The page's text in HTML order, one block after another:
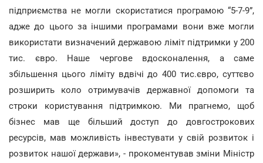
підприємства не могли скористатися програмою “5-7-9”,
адже до цього за іншими програмами вони вже могли
використати визначений державою ліміт підтримки у 200
тис. євро. Наше чергове вдосконалення, а саме
збільшення цього ліміту вдвічі до 400 тис.євро, суттєво
розширить коло отримувачів державної допомоги та
строки користування підтримкою. Ми прагнемо, щоб
бізнес мав ще більший доступ до довгострокових
ресурсів, мав можливість інвестувати у свій розвиток і
розвиток нашої держави», - прокоментував зміни Міністр